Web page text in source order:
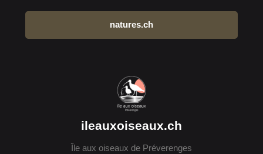
natures.ch
ileauxoiseaux.ch
Île aux oiseaux de Préverenges